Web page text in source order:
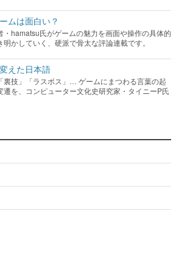
ムは面白い？
・hamatsu氏がゲームの魅力を画面や操作の具体的
明かしていく、硬派で骨太な評論連載です。
えた日本語
裏技」「ラスボス」… ゲームにまつわる言葉の起
遷を、コンピューター文化史研究家・タイニーP氏